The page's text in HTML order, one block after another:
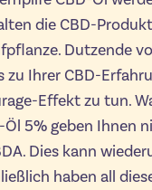
die CBD-
Dutzende
zu Ihrer CBD-
Effekt zu tun.
5% geben Ihnen
Dies kann
haben all